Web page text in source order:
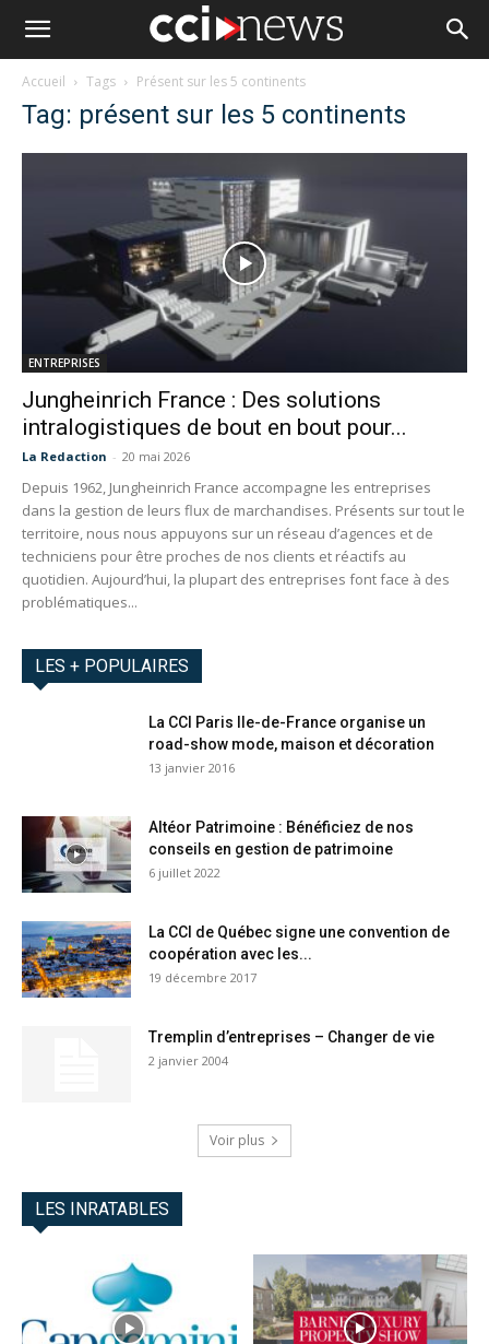
Accueil Tags Présent sur les 5 continents
Tag: présent sur les 5 continents
ENTREPRISES
Jungheinrich France : Des solutions
intralogistiques de bout en bout pour...
La Redaction - 20 mai 2026
Depuis 1962, Jungheinrich France accompagne les entreprises
dans la gestion de leurs flux de marchandises. Présents sur tout le
territoire, nous nous appuyons sur un réseau d’agences et de
techniciens pour être proches de nos clients et réactifs au
quotidien. Aujourd’hui, la plupart des entreprises font face à des
problématiques...
LES + POPULAIRES
La CCI Paris Ile-de-France organise un
road-show mode, maison et décoration
13 janvier 2016
Altéor Patrimoine : Bénéficiez de nos
conseils en gestion de patrimoine
6 juillet 2022
La CCI de Québec signe une convention de
coopération avec les...
19 décembre 2017
Tremplin d’entreprises – Changer de vie
2 janvier 2004
Voir plus
LES INRATABLES